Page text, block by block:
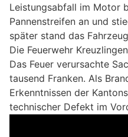
Leistungsabfall im Motor
Pannenstreifen an und
später stand das
Die Feuerwehr
Das Feuer verursachte
tausend Franken. Als
Erkenntnissen der
technischer Defekt im